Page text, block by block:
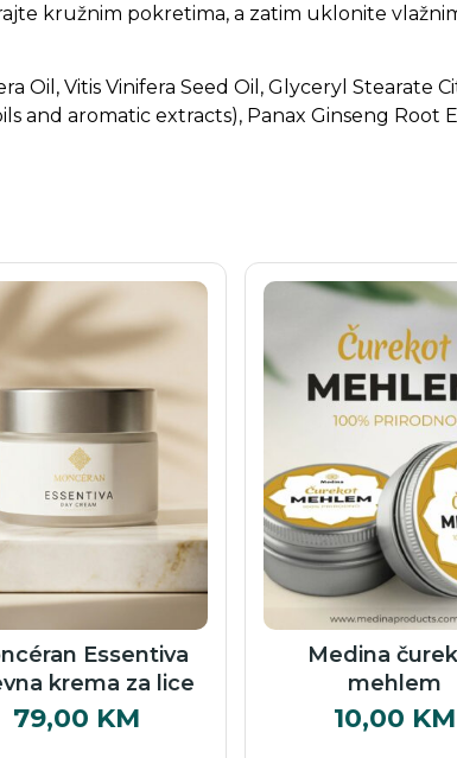
kružnim pokretima, a zatim uklonite
Oil, Vitis Vinifera Seed Oil, Glyceryl Stearate
and aromatic extracts), Panax Ginseng Root
Essentiva
krema za lice
79,00 KM
Medina
mehlem
10,00 KM